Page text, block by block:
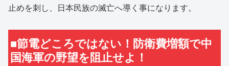
止めを刺し、日本民族の滅亡へ導く事になります。
■節電どころではない！防衛費増額で中
国海軍の野望を阻止せよ！